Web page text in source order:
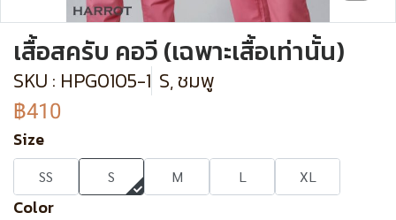
เสื้อสครับ คอวี (เฉพาะเสื้อเท่านั้น)
SKU : HPG0105-1 S, ชมพู
฿410
Size
SS S M L XL
Color